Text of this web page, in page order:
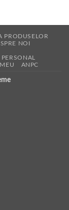
PRODUSELOR
NOI
ANPC